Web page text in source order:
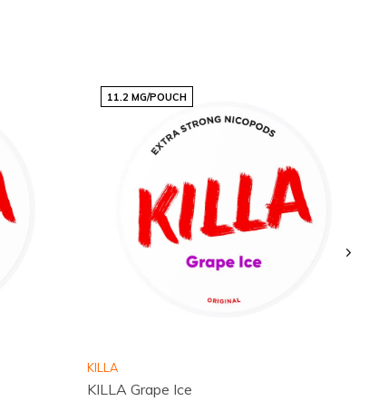
11.2 MG/POUCH
KILLA
KILLA Grape Ice